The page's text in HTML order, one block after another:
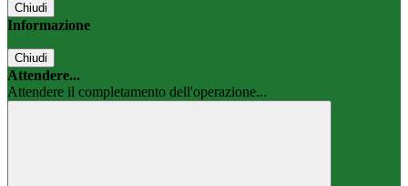
Chiudi
Informazione
Chiudi
Attendere...
Attendere il completamento dell'operazione...